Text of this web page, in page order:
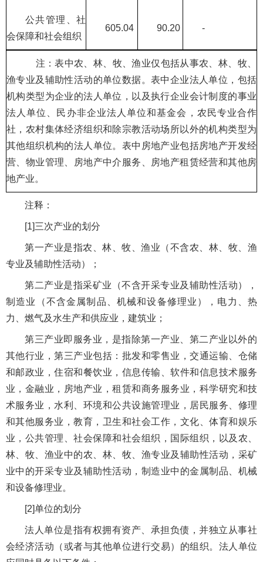
公共管理、社
会保障和社会组织
605.04 90.20 -
注：表中农、林、牧、渔业仅包括从事农、林、牧、
渔专业及辅助性活动的单位数据。表中企业法人单位，包括
机构类型为企业的法人单位，以及执行企业会计制度的事业
法人单位、民办非企业法人单位和基金会，农民专业合作
社，农村集体经济组织和除宗教活动场所以外的机构类型为
其他组织机构的法人单位。表中房地产业包括房地产开发经
营、物业管理、房地产中介服务、房地产租赁经营和其他房
地产业。
注释：
[1]三次产业的划分
第一产业是指农、林、牧、渔业（不含农、林、牧、渔
专业及辅助性活动）；
第二产业是指采矿业（不含开采专业及辅助性活动），
制造业（不含金属制品、机械和设备修理业），电力、热
力、燃气及水生产和供应业，建筑业；
第三产业即服务业，是指除第一产业、第二产业以外的
其他行业，第三产业包括：批发和零售业，交通运输、仓储
和邮政业，住宿和餐饮业，信息传输、软件和信息技术服务
业，金融业，房地产业，租赁和商务服务业，科学研究和技
术服务业，水利、环境和公共设施管理业，居民服务、修理
和其他服务业，教育，卫生和社会工作，文化、体育和娱乐
业，公共管理、社会保障和社会组织，国际组织，以及农、
林、牧、渔业中的农、林、牧、渔专业及辅助性活动，采矿
业中的开采专业及辅助性活动，制造业中的金属制品、机械
和设备修理业。
[2]单位的划分
法人单位是指有权拥有资产、承担负债，并独立从事社
会经济活动（或者与其他单位进行交易）的组织。法人单位